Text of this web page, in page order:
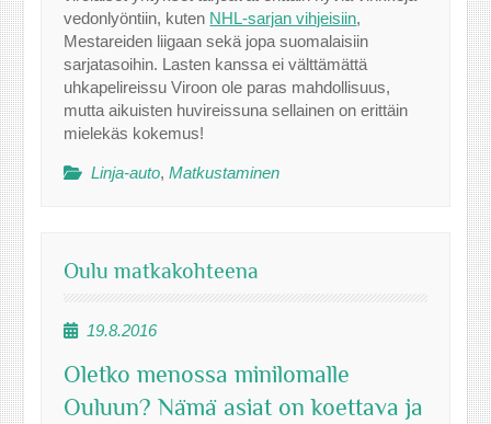
vedonlyöntiin, kuten NHL-sarjan vihjeisiin,
Mestareiden liigaan sekä jopa suomalaisiin
sarjatasoihin. Lasten kanssa ei välttämättä
uhkapelireissu Viroon ole paras mahdollisuus,
mutta aikuisten huvireissuna sellainen on erittäin
mielekäs kokemus!
Linja-auto,Matkustaminen
Oulu matkakohteena
19.8.2016
Oletko menossa minilomalle
Ouluun? Nämä asiat on koettava ja